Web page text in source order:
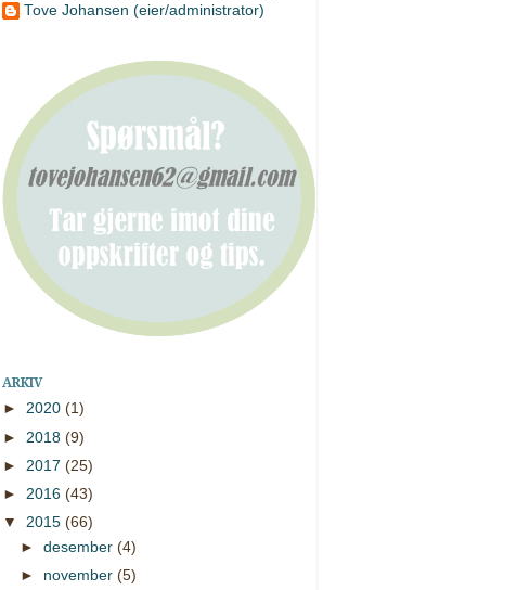
Tove Johansen (eier/administrator)
ARKIV
► 2020 (1)
► 2018 (9)
► 2017 (25)
► 2016 (43)
▼ 2015 (66)
►desember(4)
► november(5)